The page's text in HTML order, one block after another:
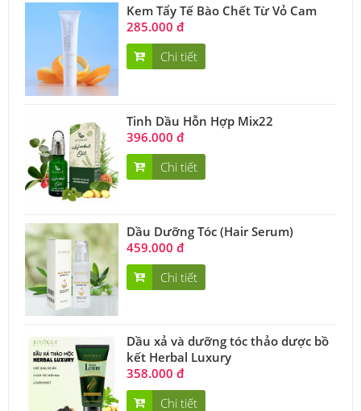
Kem Tẩy Tế Bào Chết Từ Vỏ Cam
285.000 đ
Chi tiết
Tinh Dầu Hỗn Hợp Mix22
396.000 đ
Chi tiết
Dầu Dưỡng Tóc (Hair Serum)
459.000 đ
Chi tiết
Dầu xả và dưỡng tóc thảo dược bồ
kết Herbal Luxury
358.000 đ
Chi tiết